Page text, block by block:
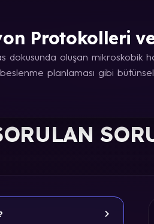
Protokolleri
dokusunda oluşan
planlaması gibi